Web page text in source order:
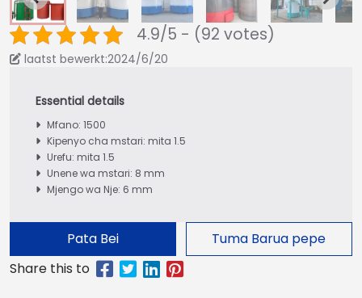
4.9/5 - (92 votes)
laatst bewerkt:2024/6/20
Mfano: 1500
Kipenyo cha mstari: mita 1.5
Urefu: mita 1.5
Unene wa mstari: 8 mm
Mjengo wa Nje: 6 mm
Pata Bei Tuma Barua pepe